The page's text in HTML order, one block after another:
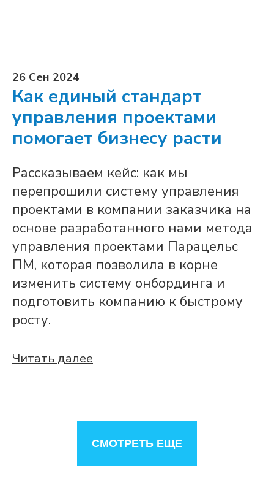
26 Сен 2024
Как единый стандарт
управления проектами
помогает бизнесу расти
Рассказываем кейс: как мы
перепрошили систему управления
проектами в компании заказчика на
основе разработанного нами метода
управления проектами Парацельс
ПМ, которая позволила в корне
изменить систему онбординга и
подготовить компанию к быстрому
росту.
Читать далее
СМОТРЕТЬ ЕЩЕ